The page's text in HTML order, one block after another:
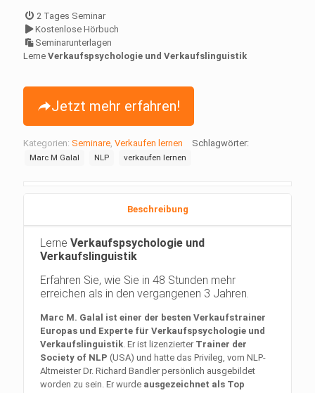
2 Tages Seminar
Kostenlose Hörbuch
Seminarunterlagen
Lerne Verkaufspsychologie und Verkaufslinguistik
Jetzt mehr erfahren!
Kategorien: Seminare, Verkaufen lernen Schlagwörter:
Marc M Galal NLP verkaufen lernen
Beschreibung
LerneVerkaufspsychologie und
Verkaufslinguistik
Erfahren Sie, wie Sie in 48 Stunden mehr
erreichen als in den vergangenen 3 Jahren.
Marc M. Galal ist einer der besten Verkaufstrainer
Europas und Experte für Verkaufspsychologie und
Verkaufslinguistik. Er ist lizenzierter Trainer der
Society of NLP (USA) und hatte das Privileg, vom NLP-
Altmeister Dr. Richard Bandler persönlich ausgebildet
worden zu sein. Er wurde ausgezeichnet als Top